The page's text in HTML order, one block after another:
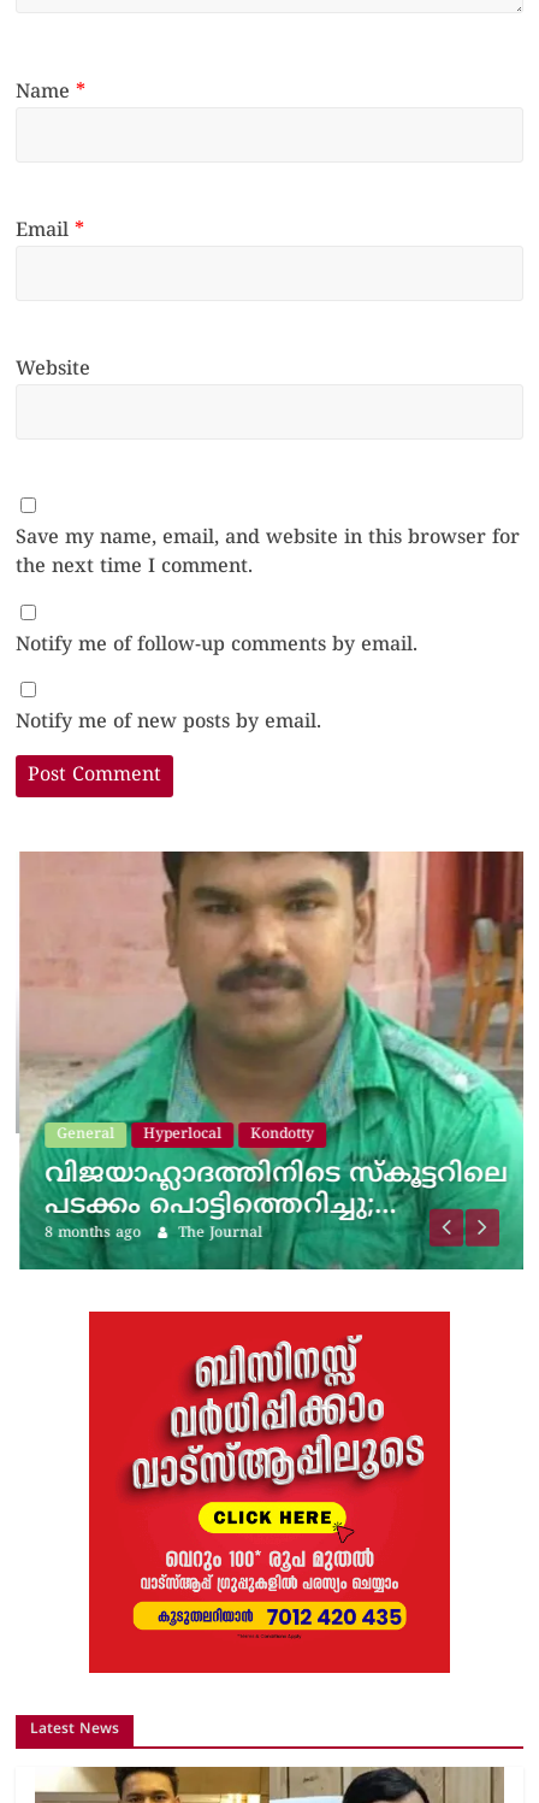
Name*
Email*
Website
Save my name, email, and website in this browser for
the next time I comment.
Notify me of follow-up comments by email.
Notify me of new posts by email.
General Hyperlocal Kondotty
വിജയാഹ്ലാദത്തിനിടെ സ്കൂട്ടറിലെ
പടക്കം പൊട്ടിത്തെറിച്ചു;…
8 months ago The Journal
Latest News